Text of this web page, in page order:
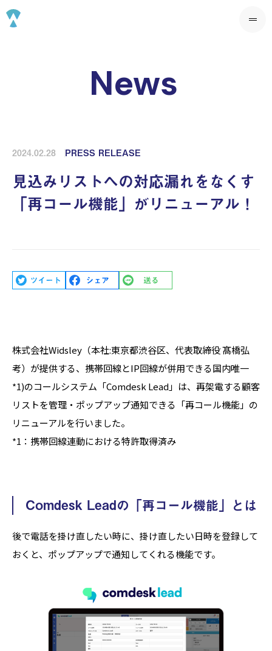
News
2024.02.28 PRESS RELEASE
見込みリストへの対応漏れをなくす
「再コール機能」がリニューアル！
株式会社Widsley（本社:東京都渋谷区、代表取締役 髙橋弘
考）が提供する、携帯回線とIP回線が併用できる国内唯一
*1)のコールシステム「Comdesk Lead」は、再架電する顧客
リストを管理・ポップアップ通知できる「再コール機能」の
リニューアルを行いました。
*1：携帯回線連動における特許取得済み
Comdesk Leadの「再コール機能」とは
後で電話を掛け直したい時に、掛け直したい日時を登録して
おくと、ポップアップで通知してくれる機能です。